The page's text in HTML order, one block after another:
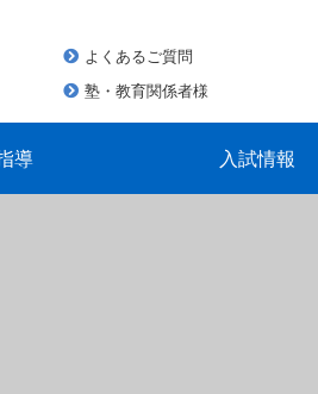
よくあるご質問
塾・教育関係者様
導 入試情報